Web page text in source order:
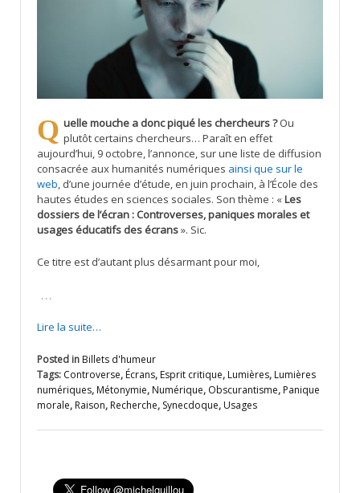
Quelle mouche a donc piqué les chercheurs ?Ou
plutôt certains chercheurs… Paraît en effet
aujourd’hui, 9 octobre, l’annonce, sur une liste de diffusion
consacrée aux humanités numériques ainsi que sur le
web, d’une journée d’étude, en juin prochain, à l’École des
hautes études en sciences sociales. Son thème : «Les
dossiers de l’écran : Controverses, paniques morales et
usages éducatifs des écrans». Sic.
Ce titre est d’autant plus désarmant pour moi,
…
Lire la suite…
Posted in Billets d'humeur
Tags: Controverse, Écrans, Esprit critique, Lumières, Lumières
numériques, Métonymie, Numérique, Obscurantisme, Panique
morale, Raison, Recherche, Synecdoque, Usages